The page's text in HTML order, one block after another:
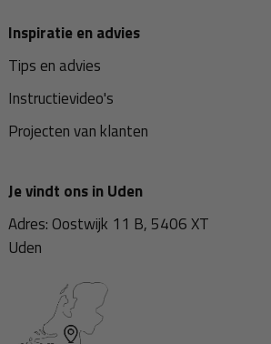
Inspiratie en advies
Tips en advies
Instructievideo's
Projecten van klanten
Je vindt ons in Uden
Adres: Oostwijk 11 B, 5406 XT
Uden